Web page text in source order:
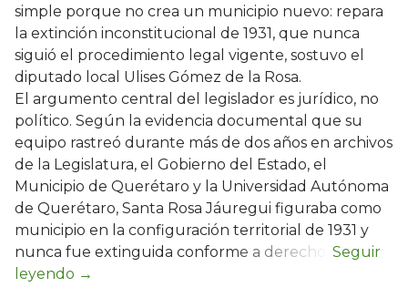
simple porque no crea un municipio nuevo: repara
la extinción inconstitucional de 1931, que nunca
siguió el procedimiento legal vigente, sostuvo el
diputado local Ulises Gómez de la Rosa.
El argumento central del legislador es jurídico, no
político. Según la evidencia documental que su
equipo rastreó durante más de dos años en archivos
de la Legislatura, el Gobierno del Estado, el
Municipio de Querétaro y la Universidad Autónoma
de Querétaro, Santa Rosa Jáuregui figuraba como
municipio en la configuración territorial de 1931 y
nunca fue extinguida conforme a derecho.